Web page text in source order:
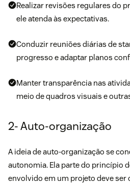
Realizar revisões regulares do
ele atenda às expectativas.
Conduzir reuniões diárias de
progresso e adaptar planos
Manter transparência nas
meio de quadros visuais e
2- Auto-organização
A ideia de auto-organização se
autonomia. Ela parte do princípio
envolvido em um projeto deve ser